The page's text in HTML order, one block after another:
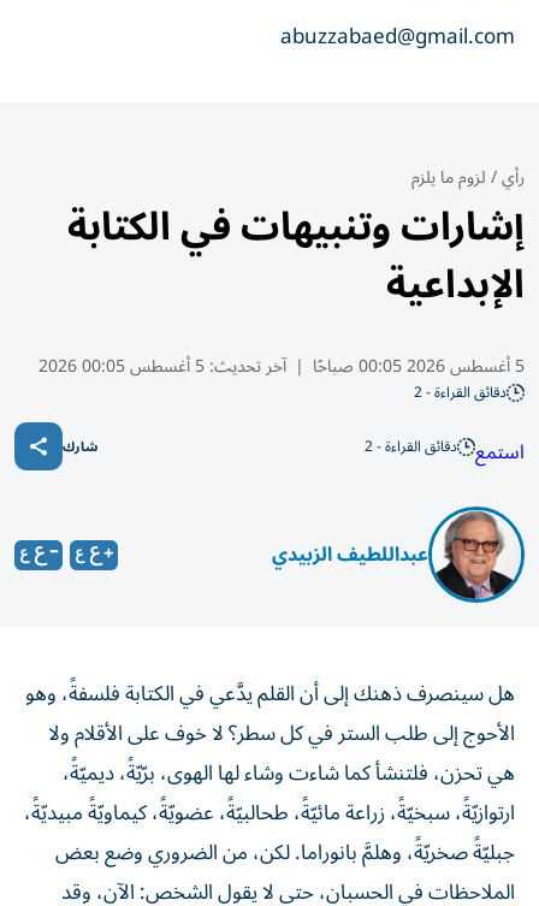
abuzzabaed@gmail.com
رأي/لزوم ما يلزم
إشارات وتنبيهات في الكتابة
الإبداعية
5 أغسطس 2026 00:05 صباحًا | آخر تحديث:5 أغسطس 00:05 2026
دقائق القراءة - 2
استمع دقائق القراءة - 2 شارك
عبداللطيف الزبيدي
هل سينصرف ذهنك إلى أن القلم يدَّعي في الكتابة فلسفةً، وهو
الأحوج إلى طلب الستر في كل سطر؟ لا خوف على الأقلام ولا
هي تحزن، فلتنشأ كما شاءت وشاء لها الهوى، برّيّةً، ديميّةً،
ارتوازيّةً، سبخيّةً، زراعة مائيّةً، طحالبيّةً، عضويّةً، كيماويّةً مبيديّةً،
جبليّةً صخريّةً، وهلمَّ بانوراما. لكن، من الضروري وضع بعض
الملاحظات في الحسبان، حتى لا يقول الشخص: الآن، وقد